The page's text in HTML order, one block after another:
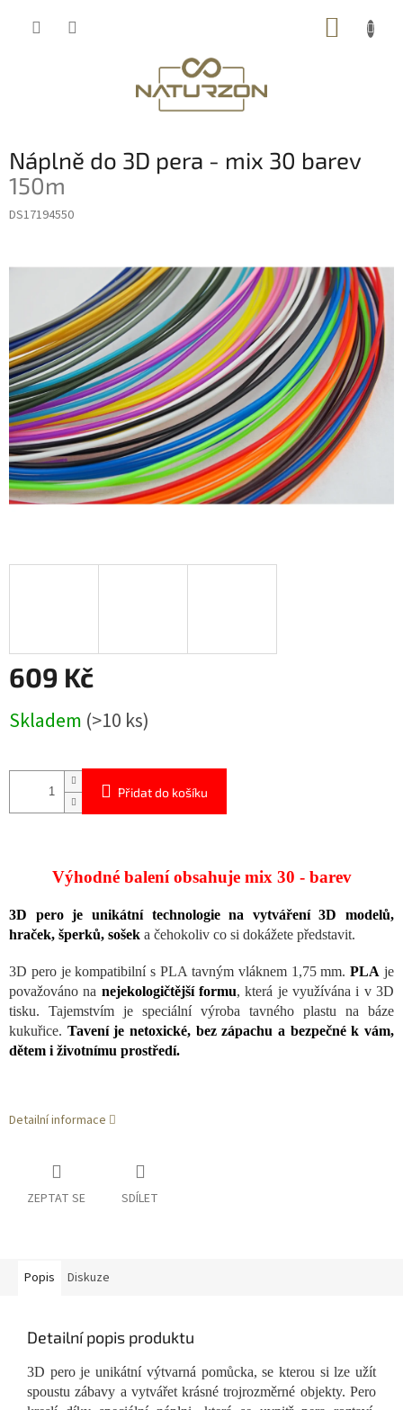
Náplně do 3D pera - mix 30 barev
150m
DS17194550
609 Kč
cena:
Skladem (>10 ks)
Přidat do košíku
Výhodné balení obsahuje mix 30 - barev
3D pero je unikátní technologie na vytváření 3D modelů,
hraček, šperků, sošek a čehokoliv co si dokážete představit.
3D pero je kompatibilní s PLA tavným vláknem 1,75 mm.PLA je
považováno na nejekologičtější formu, která je využívána i v 3D
tisku. Tajemstvím je speciální výroba tavného plastu na báze
kukuřice. Tavení je netoxické, bez zápachu a bezpečné k vám,
dětem i životnímu prostředí.
Detailní informace
ZEPTAT SE SDÍLET
Popis Diskuze
Detailní popis produktu
3D pero je unikátní výtvarná pomůcka, se kterou si lze užít
spoustu zábavy a vytvářet krásné trojrozměrné objekty. Pero